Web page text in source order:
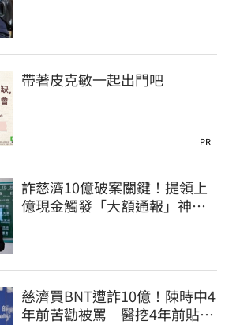
帶著皮克敏一起出門吧
PR
詐慈濟10億破案關鍵！提領上
億現金觸發「大額通報」神鬼
慈濟買BNT遭詐10億！陳時中4
年前苦勸被罵 醫挖4年前貼